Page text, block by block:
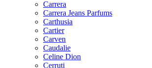
Carrera
Carrera Jeans Parfums
Carthusia
Cartier
Carven
Caudalie
Celine Dion
Cerruti